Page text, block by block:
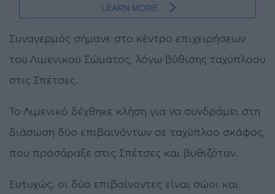
Συναγερμός σήμανε στο κέντρο επιχειρήσεων
του Λιμενικού Σώματος, λόγω βύθισης ταχύπλοου
στις Σπέτσες.
Το Λιμενικό δέχθηκε κλήση για να συνδράμει στη
διάσωση δύο επιβαινόντων σε ταχύπλοο σκάφος,
που προσάραξε στις Σπέτσες και βυθιζόταν.
Ευτυχώς, οι δύο επιβαίνοντες είναι σώοι και